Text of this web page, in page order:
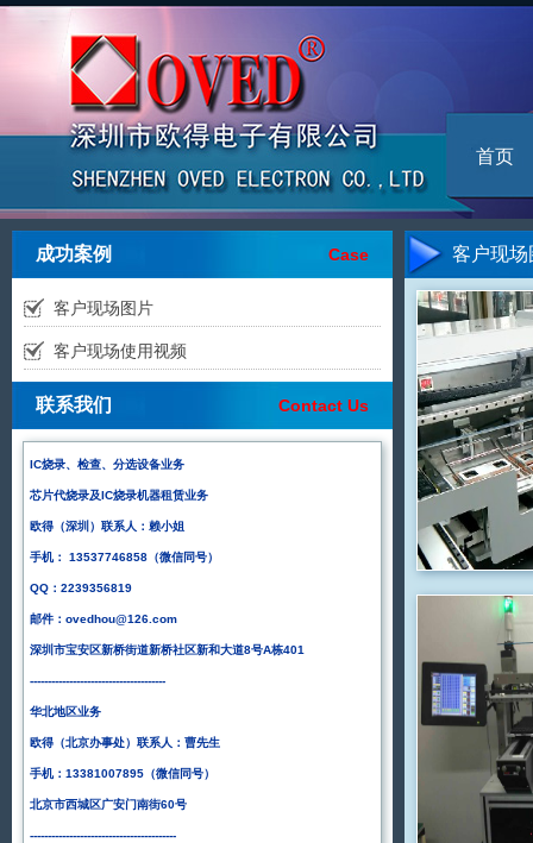
首页
成功案例 Case
客户现场图片
客户现场使用视频
联系我们 Contact Us
IC烧录、检查、分选设备业务
芯片代烧录及IC烧录机器租赁业务
欧得（深圳）联系人：赖小姐
手机： 13537746858（微信同号）
QQ：2239356819
邮件：ovedhou@126.com
深圳市宝安区新桥街道新桥社区新和大道8号A栋401
--------------------------------------
华北地区业务
欧得（北京办事处）联系人：曹先生
手机：13381007895 （微信同号）
北京市西城区广安门南街60号
-----------------------------------------
客户现场
上海
盘